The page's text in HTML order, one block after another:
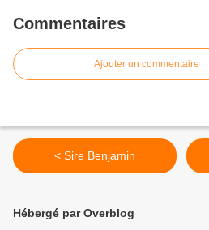
Commentaires
Ajouter un commentaire
< Sire Benjamin
Hébergé par Overblog